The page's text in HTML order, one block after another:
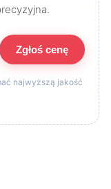
Zgłoś cenę
najwyższą jakość